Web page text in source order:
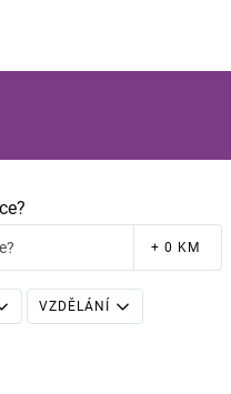
+ 0 KM
VZDĚLÁNÍ